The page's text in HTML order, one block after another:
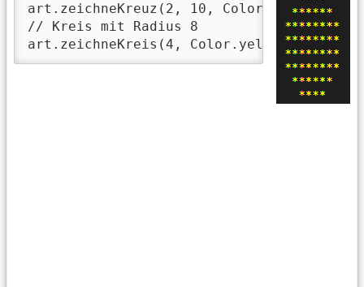
art.zeichneKreuz(2, 10,
// Kreis mit Radius 8
art.zeichneKreis(4, Color.yellow);